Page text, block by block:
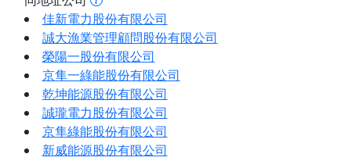
佳新電力股份有限公司
誠大漁業管理顧問股份有限公司
榮陽一股份有限公司
京隼一綠能股份有限公司
乾坤能源股份有限公司
誠瓏電力股份有限公司
京隼綠能股份有限公司
新威能源股份有限公司